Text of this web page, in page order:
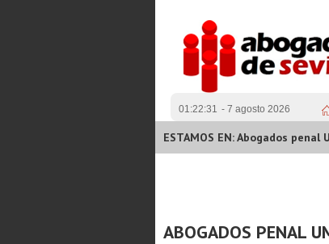
01:22:32 - 7 agosto 2026
ESTAMOS EN: Abogados penal
ABOGADOS PENAL